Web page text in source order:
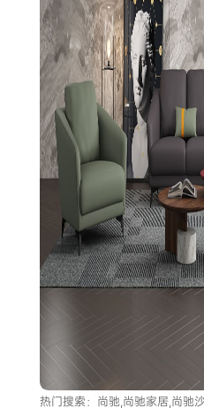
热门搜索： 尚驰,尚驰家居,尚驰